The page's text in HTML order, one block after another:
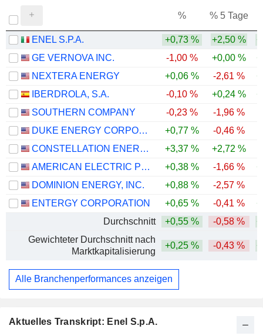
Aktuelles Transkript: Enel S.p.A.
% % 5 Tage
ENEL S.P.A. +0,73 % +2,50 %
GE VERNOVA INC.
-1,00 % +0,00 %
NEXTERA ENERGY
+0,06 % -2,61 %
IBERDROLA, S.A.
-0,10 % +0,24 %
SOUTHERN COMPANY
-0,23 % -1,96 %
DUKE ENERGY CORPORATION
+0,77 % -0,46 %
CONSTELLATION ENERGY CORPORATION
+3,37 % +2,72 %
AMERICAN ELECTRIC POWER COMPANY, INC.
+0,38 % -1,66 %
DOMINION ENERGY, INC.
+0,88 % -2,57 %
ENTERGY CORPORATION
+0,65 % -0,41 %
Durchschnitt
+0,55 % -0,58 %
Gewichteter Durchschnitt nach
Marktkapitalisierung
+0,25 % -0,43 %
Alle Branchenperformances anzeigen